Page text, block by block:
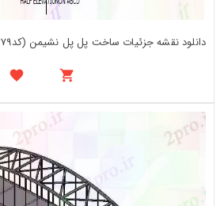
دانلود نقشه جزئیات ساخت پل پل نشیمن (کد49279)